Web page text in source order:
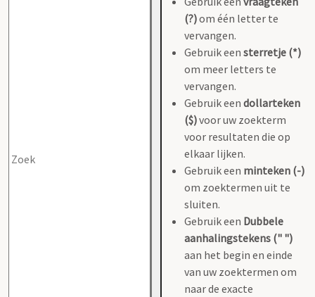
(?)om één letter te
vervangen.
Gebruik een sterretje (*)
om meer letters te
vervangen.
Gebruik een dollarteken
($)voor uw zoekterm
voor resultaten die op
elkaar lijken.
Gebruik een minteken (-)
om zoektermen uit te
sluiten.
Gebruik een Dubbele
aanhalingstekens (" ")
aan het begin en einde
van uw zoektermen om
naar de exacte